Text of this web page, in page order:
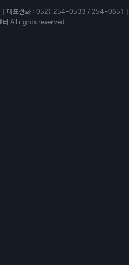
| 대표전화 : 052) 254-0533 / 254-
All rights reserved.